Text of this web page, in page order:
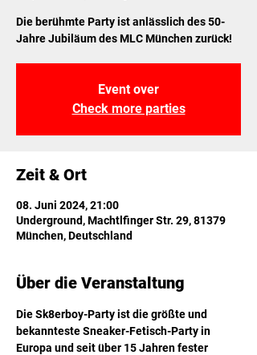
Die berühmte Party ist anlässlich des 50-
Jahre Jubiläum des MLC München zurück!
Event over
Check more parties
Zeit & Ort
08. Juni 2024, 21:00
Underground, Machtlfinger Str. 29, 81379
München, Deutschland
Über die Veranstaltung
Die Sk8erboy-Party ist die größte und
bekannteste Sneaker-Fetisch-Party in
Europa und seit über 15 Jahren fester